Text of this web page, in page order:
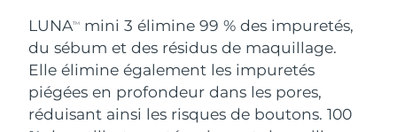
LUNATM
mini 3 élimine 99 % des impuretés,
du sébum et des résidus de maquillage.
Elle élimine également les impuretés
piégées en profondeur dans les pores,
réduisant ainsi les risques de boutons. 100
Roumanie Livraison estimée8/10/26
Russie Livraison estimée
Arabie saoudite Livraison estimée